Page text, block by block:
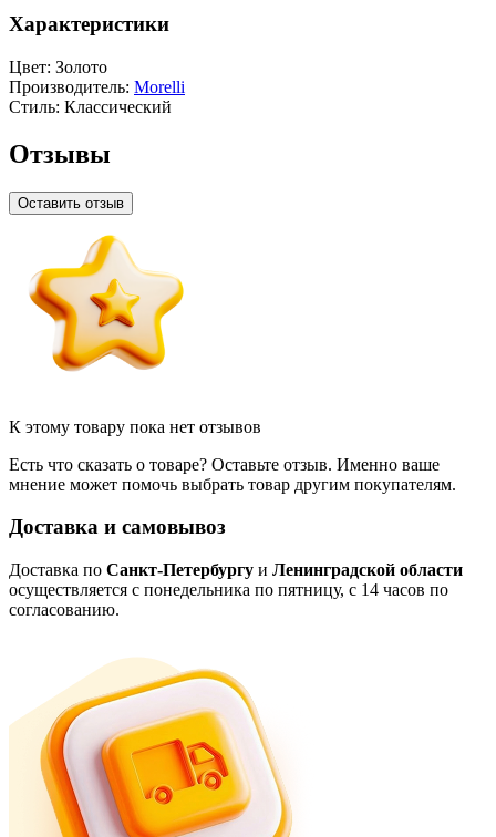
Характеристики
Цвет: Золото
Производитель: Morelli
Стиль: Классический
Отзывы
Оставить отзыв
К этому товару пока нет отзывов
Есть что сказать о товаре? Оставьте отзыв. Именно ваше
мнение может помочь выбрать товар другим покупателям.
Доставка и самовывоз
Доставка по Санкт-Петербургу и Ленинградской области
осуществляется с понедельника по пятницу, с 14 часов по
согласованию.